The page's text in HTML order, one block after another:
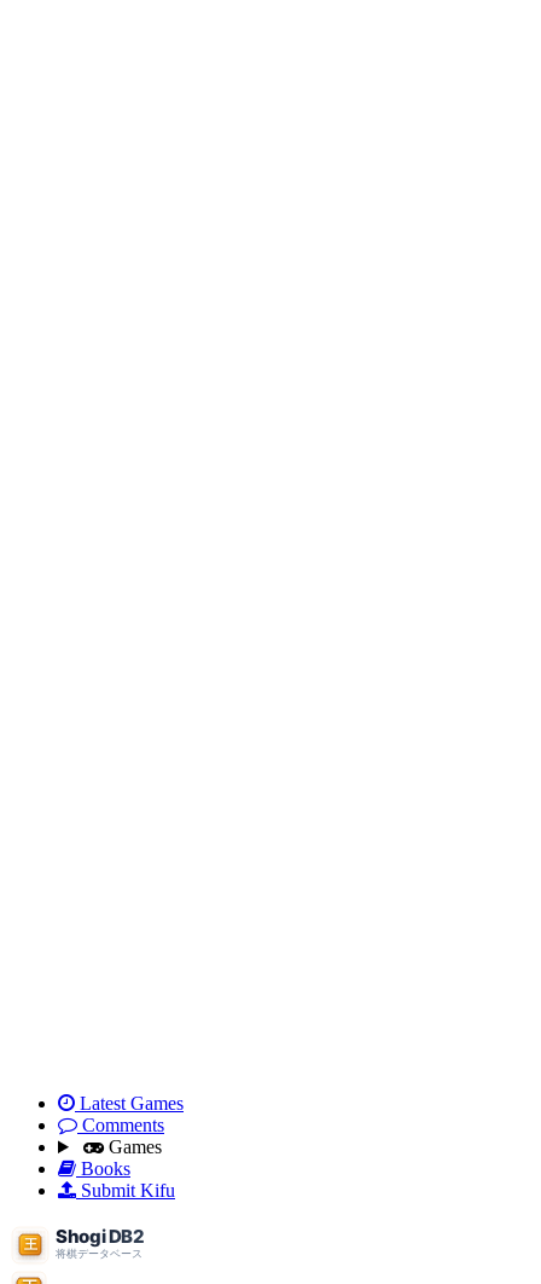
Latest Games
Comments
Games
Books
Submit Kifu